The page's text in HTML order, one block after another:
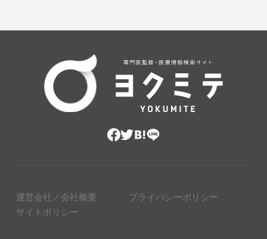
運営会社／会社概要
プライバシーポリシー
サイトポリシー